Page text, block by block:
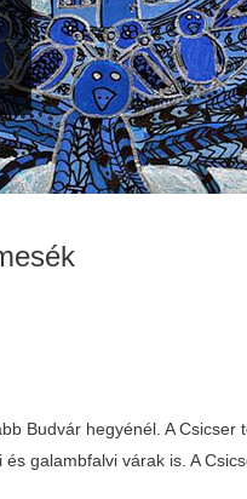
Budvár hegyénél. A
galambfalvi várak is. A